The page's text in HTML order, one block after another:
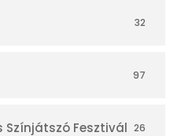
32
97
Színjátszó Fesztivál 26